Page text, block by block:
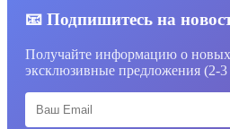
📧 Подпишитесь на
Получайте информацию о новых
эксклюзивные предложения (2-3